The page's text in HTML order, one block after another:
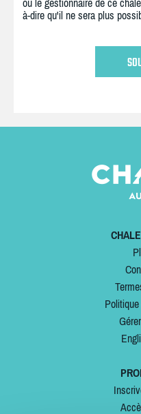
ou le gestionnaire de ce
à-dire qu'il ne sera plus